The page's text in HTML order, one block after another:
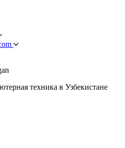
техника в Узбекистане